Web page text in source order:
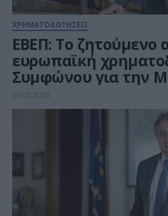
ΧΡΗΜΑΤΟΔΟΤΗΣΕΙΣ
ΕΒΕΠ: Το ζητούμενο
ευρωπαϊκή
Συμφώνου για την
20.05.2026